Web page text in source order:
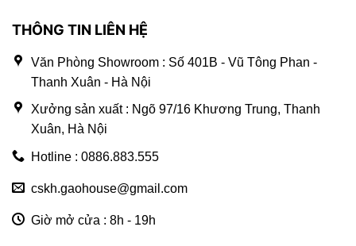
THÔNG TIN LIÊN HỆ
Văn Phòng Showroom : Số 401B - Vũ Tông Phan -
Thanh Xuân - Hà Nội
Xưởng sản xuất : Ngõ 97/16 Khương Trung, Thanh
Xuân, Hà Nội
Hotline : 0886.883.555
cskh.gaohouse@gmail.com
Giờ mở cửa : 8h - 19h